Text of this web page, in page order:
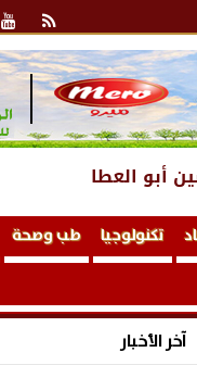
أبو العطا
تكنولوجيا طب وصحة
آخر الأخبار